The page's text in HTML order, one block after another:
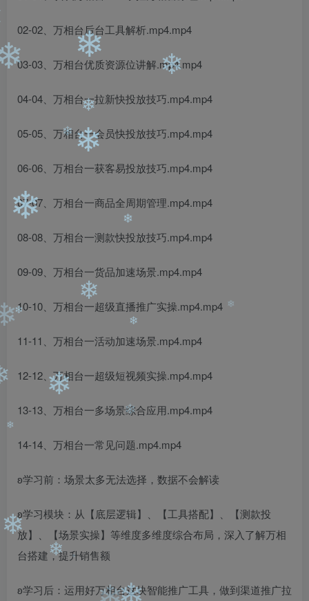
02-02、万相台后台工具解析.mp4.mp4
03-03、万相台优质资源位讲解.mp4.mp4
04-04、万相台一拉新快投放技巧.mp4.mp4
05-05、万相台一会员快投放技巧.mp4.mp4
06-06、万相台一获客易投放技巧.mp4.mp4
07-07、万相台一商品全周期管理.mp4.mp4
08-08、万相台一测款快投放技巧.mp4.mp4
09-09、万相台一货品加速场景.mp4.mp4
10-10、万相台一超级直播推广实操.mp4.mp4
11-11、万相台一活动加速场景.mp4.mp4
12-12、万相台一超级短视频实操.mp4.mp4
13-13、万相台一多场景综合应用.mp4.mp4
14-14、万相台一常见问题.mp4.mp4
ʚ学习前：场景太多无法选择，数据不会解读
ʚ学习模块：从【底层逻辑】、【工具搭配】、【测款投
放】、【场景实操】等维度多维度综合布局，深入了解万相
台搭建，提升销售额
ʚ学习后：运用好万相台这块智能推广工具，做到渠道推广拉
❄
❄
❄
❄
❄
❄
❄
❄
❄
❄
❄
❄ ❄